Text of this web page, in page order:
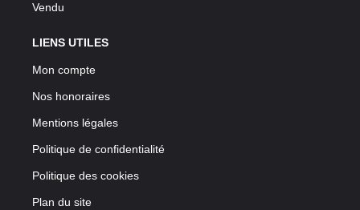
Vendu
LIENS UTILES
Mon compte
Nos honoraires
Mentions légales
Politique de confidentialité
Politique des cookies
Plan du site